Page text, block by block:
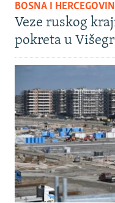
BOSNA I
Veze ruskog
pokreta u